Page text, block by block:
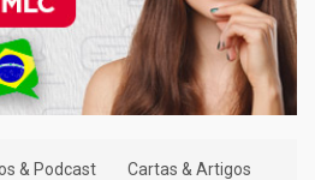
& Podcast Cartas & Artigos